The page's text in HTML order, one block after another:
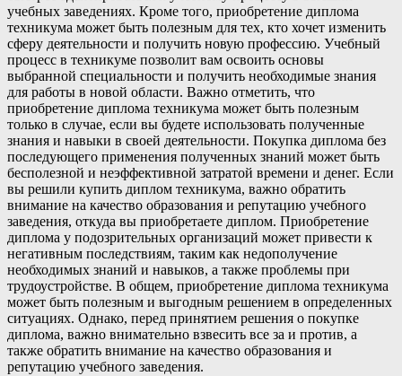
учебных заведениях. Кроме того, приобретение диплома
техникума может быть полезным для тех, кто хочет изменить
сферу деятельности и получить новую профессию. Учебный
процесс в техникуме позволит вам освоить основы
выбранной специальности и получить необходимые знания
для работы в новой области. Важно отметить, что
приобретение диплома техникума может быть полезным
только в случае, если вы будете использовать полученные
знания и навыки в своей деятельности. Покупка диплома без
последующего применения полученных знаний может быть
бесполезной и неэффективной затратой времени и денег. Если
вы решили купить диплом техникума, важно обратить
внимание на качество образования и репутацию учебного
заведения, откуда вы приобретаете диплом. Приобретение
диплома у подозрительных организаций может привести к
негативным последствиям, таким как недополучение
необходимых знаний и навыков, а также проблемы при
трудоустройстве. В общем, приобретение диплома техникума
может быть полезным и выгодным решением в определенных
ситуациях. Однако, перед принятием решения о покупке
диплома, важно внимательно взвесить все за и против, а
также обратить внимание на качество образования и
репутацию учебного заведения.